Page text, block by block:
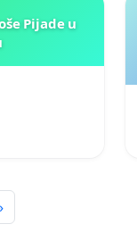
Pijade u